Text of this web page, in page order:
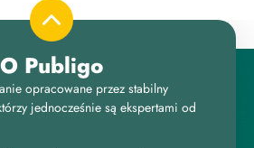
O Publigo
opracowane przez stabilny
jednocześnie są ekspertami od